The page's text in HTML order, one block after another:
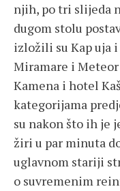
njih, po tri slijeda
dugom stolu
izložili su Kap uja
Miramare i
Kamena i hotel
kategorijama
su nakon što ih je
žiri u par minuta
uglavnom stariji
o suvremenim